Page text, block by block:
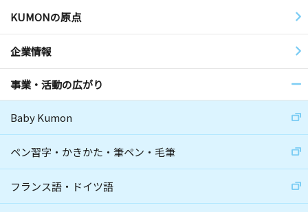
KUMONの原点
企業情報
事業・活動の広がり
Baby Kumon
ペン習字・かきかた・筆ペン・毛筆
フランス語・ドイツ語